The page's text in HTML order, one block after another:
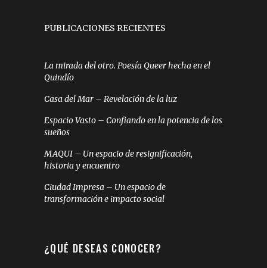
PUBLICACIONES RECIENTES
La mirada del otro. Poesía Queer hecha en el
Quindío
Casa del Mar – Revelación de la luz
Espacio Vasto – Confiando en la potencia de los
sueños
MAQUI – Un espacio de resignificación,
historia y encuentro
Ciudad Impresa – Un espacio de
transformación e impacto social
¿QUÉ DESEAS CONOCER?